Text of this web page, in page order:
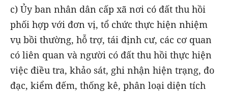
c) Ủy ban nhân dân cấp xã nơi có đất thu hồi
phối hợp với đơn vị, tổ chức thực hiện nhiệm
vụ bồi thường, hỗ trợ, tái định cư, các cơ quan
có liên quan và người có đất thu hồi thực hiện
việc điều tra, khảo sát, ghi nhận hiện trạng, đo
đạc, kiểm đếm, thống kê, phân loại diện tích